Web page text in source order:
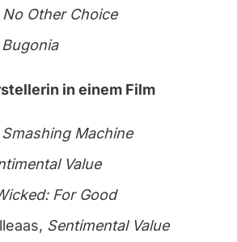
No Other Choice
Bugonia
in einem Film
Smashing Machine
Value
For Good
Sentimental Value